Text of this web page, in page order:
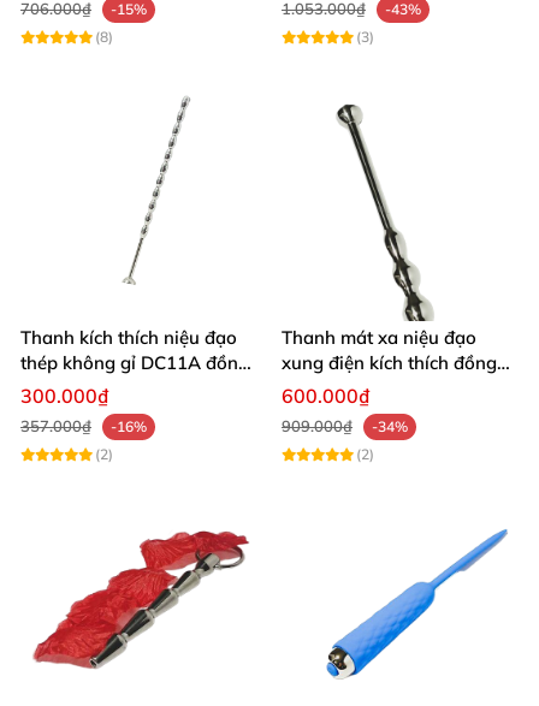
706.000₫
-15%
(8)
1.053.000₫
-43%
(3)
Thanh kích thích niệu đạo
thép không gỉ DC11A đồng
tính gay sextoy
300.000₫
357.000₫
-16%
(2)
Thanh mát xa niệu đạo
xung điện kích thích đồng
tính kim loại không gỉ
600.000₫
909.000₫
-34%
(2)